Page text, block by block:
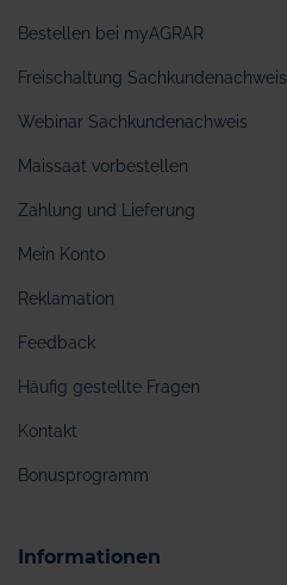
Bestellen bei myAGRAR
Freischaltung Sachkundenachweis
Webinar Sachkundenachweis
Maissaat vorbestellen
Zahlung und Lieferung
Mein Konto
Reklamation
Feedback
Häufig gestellte Fragen
Kontakt
Bonusprogramm
Informationen